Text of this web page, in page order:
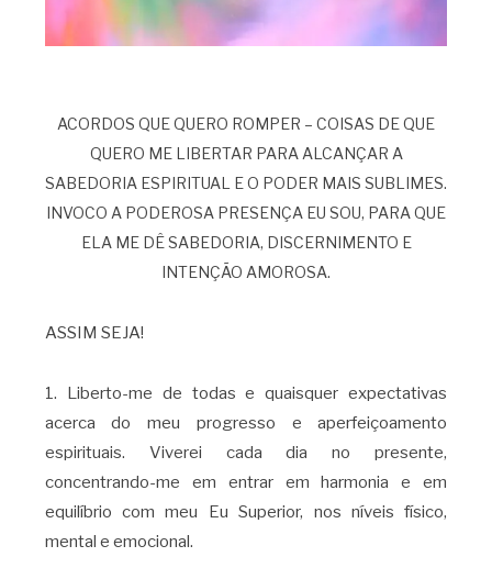
ACORDOS QUE QUERO ROMPER – COISAS DE QUE
QUERO ME LIBERTAR PARA ALCANÇAR A
SABEDORIA ESPIRITUAL E O PODER MAIS SUBLIMES.
INVOCO A PODEROSA PRESENÇA EU SOU, PARA QUE
ELA ME DÊ SABEDORIA, DISCERNIMENTO E
INTENÇÃO AMOROSA.
ASSIM SEJA!
1. Liberto-me de todas e quaisquer expectativas
acerca do meu progresso e aperfeiçoamento
espirituais. Viverei cada dia no presente,
concentrando-me em entrar em harmonia e em
equilíbrio com meu Eu Superior, nos níveis físico,
mental e emocional.